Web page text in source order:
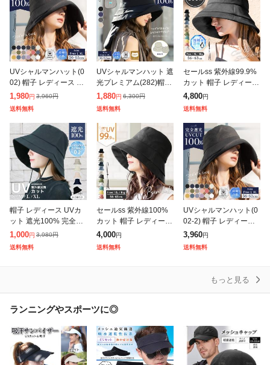
UVシャルマンハット(0
02) 帽子 レディース 大
きいサイズ 完全遮光 U
Vカット つば広 折りた
たみ 自転車 日よけ か
ぶー
1,980円 3,960円
送料無料
UVシャルマンハット 遮
光プレミアム(282)帽子
レディース 大きいサイ
ズ 完全遮光 遮光100%
UVカット つば広 折り
た
1,880円 6,300円
送料無料
セールss 紫外線99.9%
カット 帽子 レディース
クールUVシェードハッ
ト アゴ紐 つば広 大き
いサイズ 春 夏 春夏 日
焼
4,800円
送料無料
帽子 レディース UVカ
ット 遮光100% 完全遮
光 大きめ つば広 大き
いサイズ おしゃれ 飛ば
ない あご紐 かぶる日傘
1,000円 3,980円
送料無料
セールss 紫外線100%
カット 帽子 レディース
紐付き麻ポリブリムハ
ット UVカット アゴ紐
つば広 大きいサイズ 春
4,000円
送料無料
UVシャルマンハット(0
02-2) 帽子 レディース
大きいサイズ 完全遮光
UVカット つば広 折り
たたみ 自転車 日よけ
3,960円
送料無料
もっと見る
ランニングやスポーツに◎